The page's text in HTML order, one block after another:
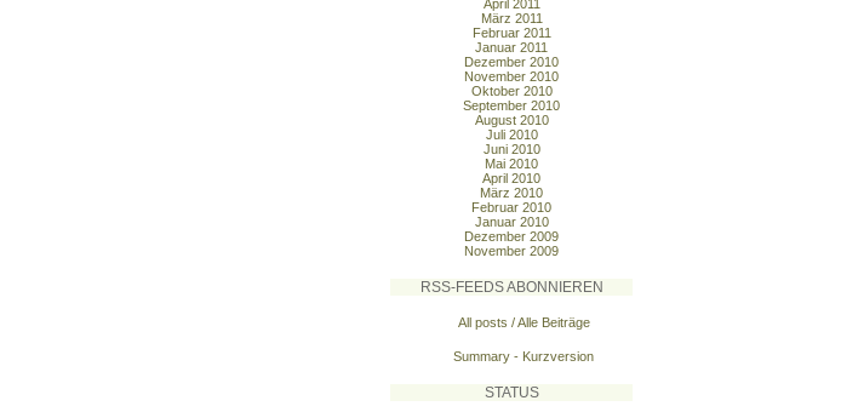
April 2011
März 2011
Februar 2011
Januar 2011
Dezember 2010
November 2010
Oktober 2010
September 2010
August 2010
Juli 2010
Juni 2010
Mai 2010
April 2010
März 2010
Februar 2010
Januar 2010
Dezember 2009
November 2009
RSS-FEEDS ABONNIEREN
All posts / Alle Beiträge
Summary - Kurzversion
STATUS